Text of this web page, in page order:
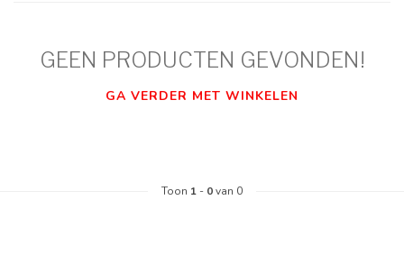
GEEN PRODUCTEN GEVONDEN!
GA VERDER MET WINKELEN
Toon 1 - 0van 0